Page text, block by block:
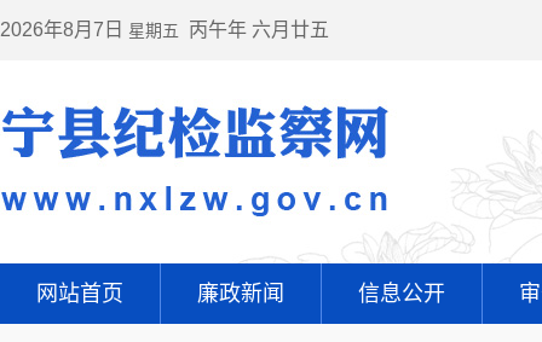
2026年8月7日 星期五 丙午年 六月廿五
网站首页 廉政新闻 信息公开